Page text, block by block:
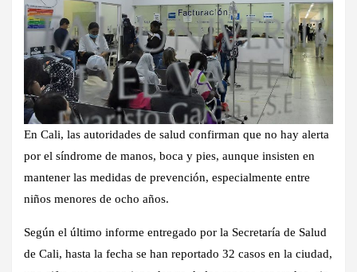
En Cali, las autoridades de salud confirman que no hay alerta
por el síndrome de manos, boca y pies, aunque insisten en
mantener las medidas de prevención, especialmente entre
niños menores de ocho años.
Según el último informe entregado por la Secretaría de Salud
de Cali, hasta la fecha se han reportado 32 casos en la ciudad,